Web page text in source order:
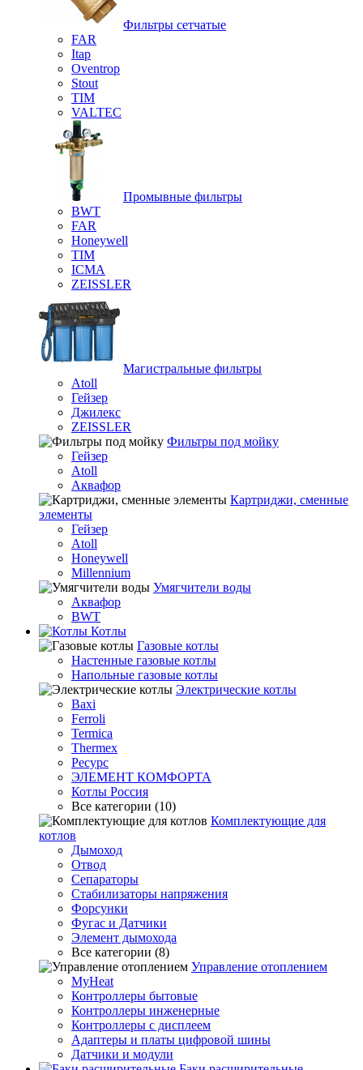
Фильтры сетчатые
FAR
Itap
Oventrop
Stout
TIM
VALTEC
Промывные фильтры
BWT
FAR
Honeywell
TIM
ICMA
ZEISSLER
Магистральные фильтры
Atoll
Гейзер
Джилекс
ZEISSLER
Фильтры под мойку
Гейзер
Atoll
Аквафор
Картриджи, сменные
элементы
Гейзер
Atoll
Honeywell
Millennium
Умягчители воды
Аквафор
BWT
Котлы
Гaзовые котлы
Настенные газовые котлы
Напольные газовые котлы
Электрические котлы
Baxi
Ferroli
Termica
Thermex
Ресурс
ЭЛЕМЕНТ КОМФОРТА
Котлы Россия
Все категории (10)
Комплектующие для
котлов
Дымоход
Отвод
Сепараторы
Стабилизаторы напряжения
Форсунки
Фугас и Датчики
Элемент дымохода
Все категории (8)
Управление отоплением
MyHeat
Контроллеры бытовые
Контроллеры инженерные
Контроллеры с дисплеем
Адаптеры и платы цифровой шины
Датчики и модули